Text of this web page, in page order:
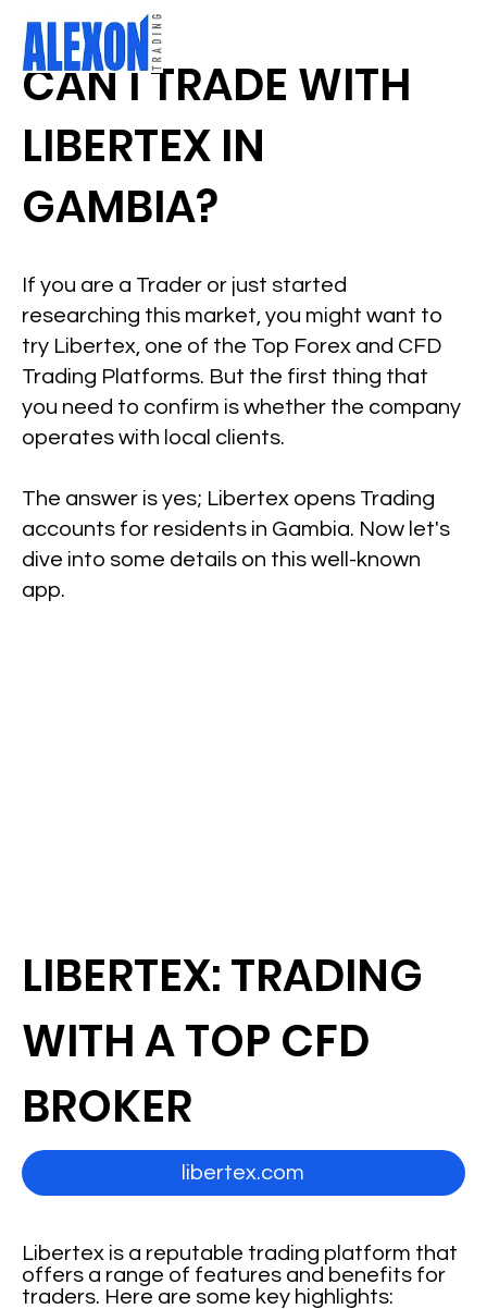
CAN I TRADE WITH
LIBERTEX IN
GAMBIA?
If you are a Trader or just started
researching this market, you might want to
try Libertex, one of the Top Forex and CFD
Trading Platforms. But the first thing that
you need to confirm is whether the company
operates with local clients.
The answer is yes; Libertex opens Trading
accounts for residents in Gambia. Now let's
dive into some details on this well-known
app.
Libertex is a reputable trading platform that
offers a range of features and benefits for
traders. Here are some key highlights:
LIBERTEX: TRADING
WITH A TOP CFD
BROKER
libertex.com